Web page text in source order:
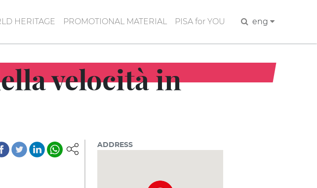
HERITAGE PROMOTIONAL MATERIAL PISA for YOU Searcheng
velocità in
ADDRESS